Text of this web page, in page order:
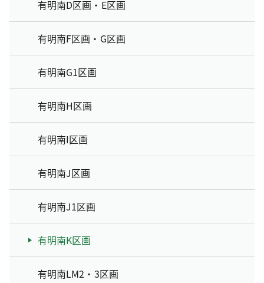
有明南D区画・E区画
有明南F区画・G区画
有明南G1区画
有明南H区画
有明南I区画
有明南J区画
有明南J1区画
有明南K区画
有明南LM2・3区画